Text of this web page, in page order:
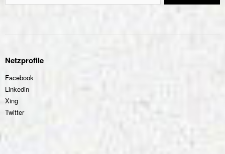
Netzprofile
Facebook
Linkedin
Xing
Twitter